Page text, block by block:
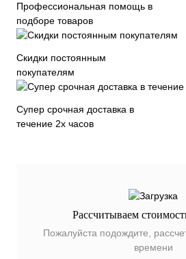
Профессиональная помощь в
подборе товаров
Скидки постоянным
покупателям
Супер срочная доставка в
течение 2х часов
Рассчитываем
Пожалуйста подождите,
времени